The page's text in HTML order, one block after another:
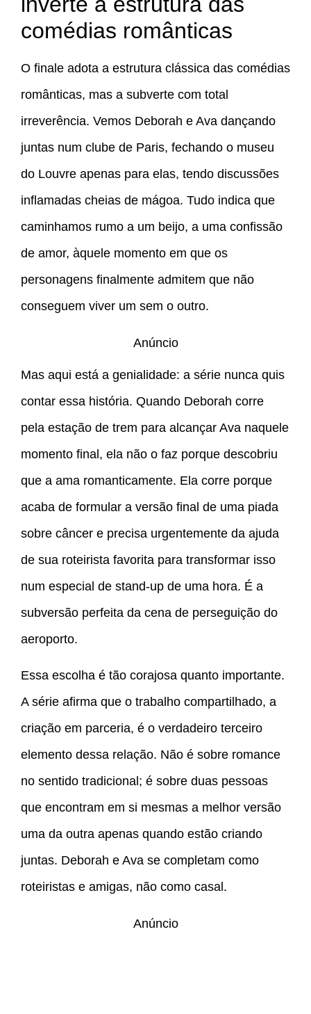
comédias românticas
O finale adota a estrutura clássica das comédias
românticas, mas a subverte com total
irreverência. Vemos Deborah e Ava dançando
juntas num clube de Paris, fechando o museu
do Louvre apenas para elas, tendo discussões
inflamadas cheias de mágoa. Tudo indica que
caminhamos rumo a um beijo, a uma confissão
de amor, àquele momento em que os
personagens finalmente admitem que não
conseguem viver um sem o outro.
Anúncio
Mas aqui está a genialidade: a série nunca quis
contar essa história. Quando Deborah corre
pela estação de trem para alcançar Ava naquele
momento final, ela não o faz porque descobriu
que a ama romanticamente. Ela corre porque
acaba de formular a versão final de uma piada
sobre câncer e precisa urgentemente da ajuda
de sua roteirista favorita para transformar isso
num especial de stand-up de uma hora. É a
subversão perfeita da cena de perseguição do
aeroporto.
Essa escolha é tão corajosa quanto importante.
A série afirma que o trabalho compartilhado, a
criação em parceria, é o verdadeiro terceiro
elemento dessa relação. Não é sobre romance
no sentido tradicional; é sobre duas pessoas
que encontram em si mesmas a melhor versão
uma da outra apenas quando estão criando
juntas. Deborah e Ava se completam como
roteiristas e amigas, não como casal.
Anúncio